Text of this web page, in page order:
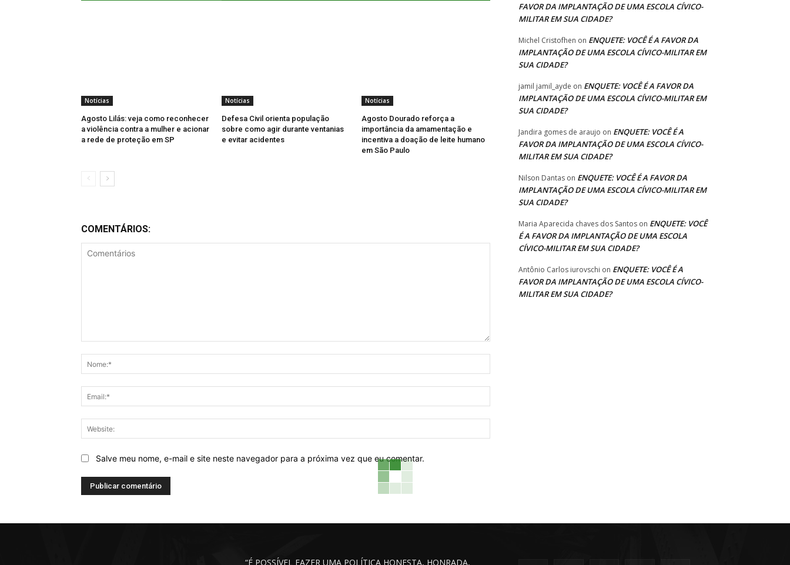
Notícias
Agosto Lilás: veja como reconhecer
a violência contra a mulher e acionar
a rede de proteção em SP
Notícias
Defesa Civil orienta população
sobre como agir durante ventanias
e evitar acidentes
Notícias
Agosto Dourado reforça a
importância da amamentação e
incentiva a doação de leite humano
em São Paulo
COMENTÁRIOS:
Salve meu nome, e-mail e site neste navegador para a próxima vez que eu comentar.
FAVOR DA IMPLANTAÇÃO DE UMA ESCOLA CÍVICO-
MILITAR EM SUA CIDADE?
Michel Cristofhen on ENQUETE: VOCÊ É A FAVOR DA
IMPLANTAÇÃO DE UMA ESCOLA CÍVICO-MILITAR EM
SUA CIDADE?
jamil jamil_ayde on ENQUETE: VOCÊ É A FAVOR DA
IMPLANTAÇÃO DE UMA ESCOLA CÍVICO-MILITAR EM
SUA CIDADE?
Jandira gomes de araujo on ENQUETE: VOCÊ É A
FAVOR DA IMPLANTAÇÃO DE UMA ESCOLA CÍVICO-
MILITAR EM SUA CIDADE?
Nilson Dantas on ENQUETE: VOCÊ É A FAVOR DA
IMPLANTAÇÃO DE UMA ESCOLA CÍVICO-MILITAR EM
SUA CIDADE?
Maria Aparecida chaves dos Santos on ENQUETE: VOCÊ
É A FAVOR DA IMPLANTAÇÃO DE UMA ESCOLA
CÍVICO-MILITAR EM SUA CIDADE?
Antônio Carlos iurovschi on ENQUETE: VOCÊ É A
FAVOR DA IMPLANTAÇÃO DE UMA ESCOLA CÍVICO-
MILITAR EM SUA CIDADE?
“É POSSÍVEL FAZER UMA POLÍTICA HONESTA, HONRADA,